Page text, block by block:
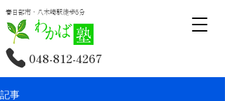
春日部市・八木崎駅徒歩5分
048-812-4267
記事